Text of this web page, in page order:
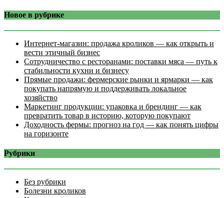
Новое в рубрике
Интернет‑магазин: продажа кроликов — как открыть и
вести этичный бизнес
Сотрудничество с ресторанами: поставки мяса — путь к
стабильности кухни и бизнесу
Прямые продажи: фермерские рынки и ярмарки — как
покупать напрямую и поддерживать локальное
хозяйство
Маркетинг продукции: упаковка и брендинг — как
превратить товар в историю, которую покупают
Доходность фермы: прогноз на год — как понять цифры
на горизонте
Рубрики
Без рубрики
Болезни кроликов